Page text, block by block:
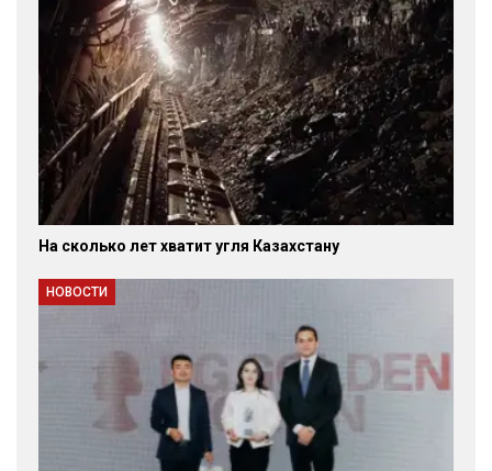
На сколько лет хватит угля Казахстану
НОВОСТИ